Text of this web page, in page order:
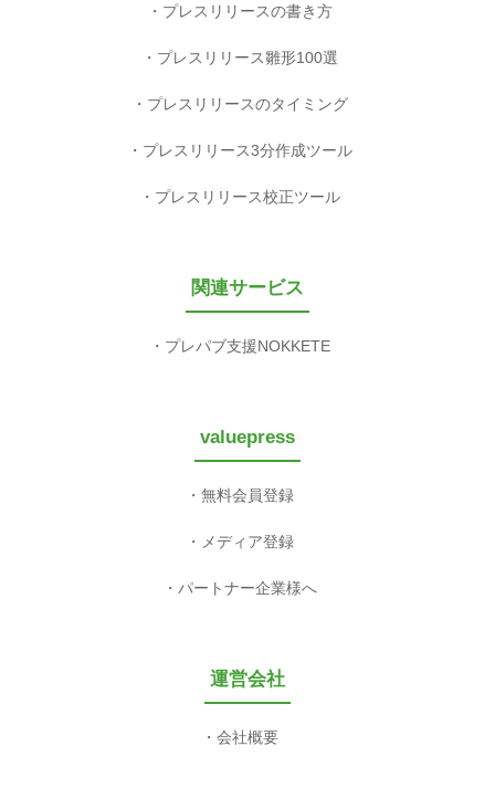
プレスリリースの書き方
プレスリリース雛形100選
プレスリリースのタイミング
プレスリリース3分作成ツール
プレスリリース校正ツール
関連サービス
プレパブ支援NOKKETE
valuepress
無料会員登録
メディア登録
パートナー企業様へ
運営会社
会社概要